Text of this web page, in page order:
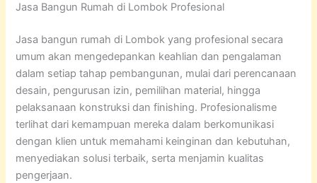
Jasa Bangun Rumah di Lombok Profesional
Jasa bangun rumah di Lombok yang profesional secara
umum akan mengedepankan keahlian dan pengalaman
dalam setiap tahap pembangunan, mulai dari perencanaan
desain, pengurusan izin, pemilihan material, hingga
pelaksanaan konstruksi dan finishing. Profesionalisme
terlihat dari kemampuan mereka dalam berkomunikasi
dengan klien untuk memahami keinginan dan kebutuhan,
menyediakan solusi terbaik, serta menjamin kualitas
pengerjaan.